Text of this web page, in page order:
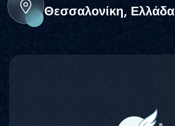
Θεσσαλονίκη, Ελλάδα